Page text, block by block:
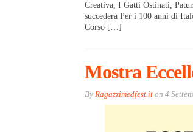
Creativa, I Gatti Ostinati,
succederà Per i 100 anni di
Corso […]
Mostra
By Ragazzimedfest.iton 4